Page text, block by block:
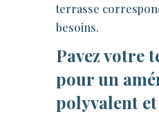
terrasse
besoins.
Pavez votre
pour un
polyvalent